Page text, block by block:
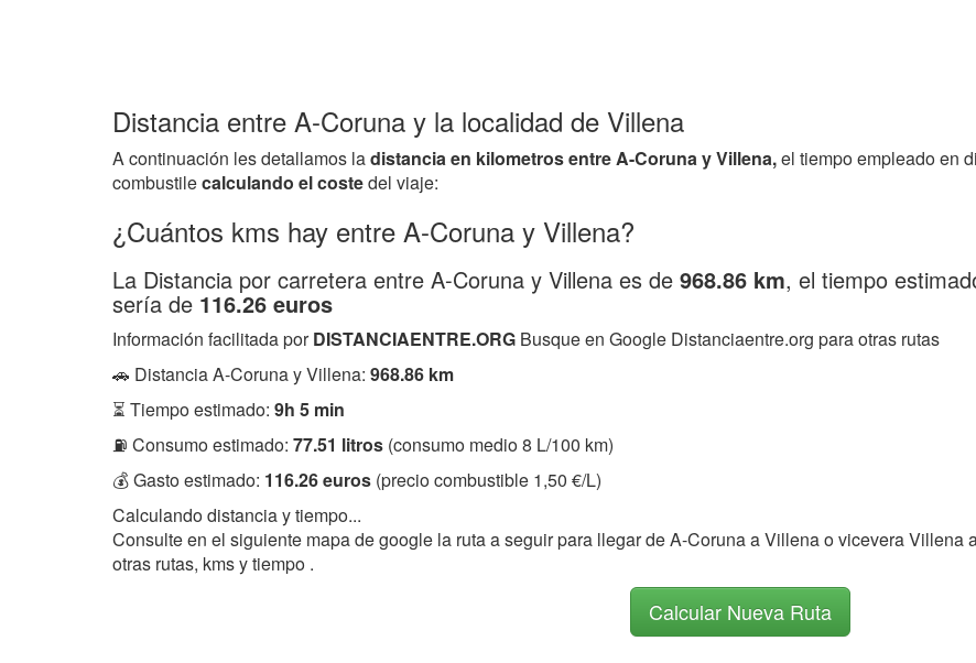
Distancia entre A-Coruna y la localidad de Villena
A continuación les detallamos ladistancia en kilometros entre A-Coruna y Villena,el tiempo empleado en
combustilecalculando el costedel viaje:
¿Cuántos kms hay entre A-Coruna y Villena?
La Distancia por carretera entre A-Coruna y Villena es de 968.86 km, el tiempo
sería de 116.26 euros
Información facilitada porDISTANCIAENTRE.ORG Busque en Google Distanciaentre.org para otras rutas
🚗 Distancia A-Coruna y Villena: 968.86 km
⏳ Tiempo estimado: 9h 5 min
⛽ Consumo estimado: 77.51 litros (consumo medio 8 L/100 km)
💰 Gasto estimado: 116.26 euros (precio combustible 1,50 €/L)
Calculando distancia y tiempo...
Consulte en el siguiente mapa de google la ruta a seguir para llegar de A-Coruna a Villena o vicevera Villena
otras rutas, kms y tiempo .
Calcular Nueva Ruta